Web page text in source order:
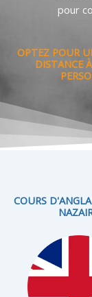
pour
OPTEZ POUR
DISTANCE
COURS